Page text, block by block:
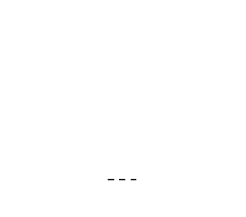
– – –